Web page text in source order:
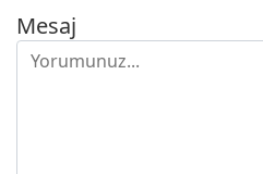
Mesaj